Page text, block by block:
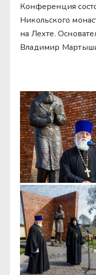
Конференция
Никольского
на Лехте.
Владимир